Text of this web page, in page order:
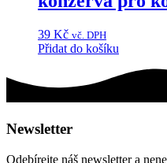
39 Kč vč. DPH
Přidat do košíku
Newsletter
Odebírejte náš newsletter a